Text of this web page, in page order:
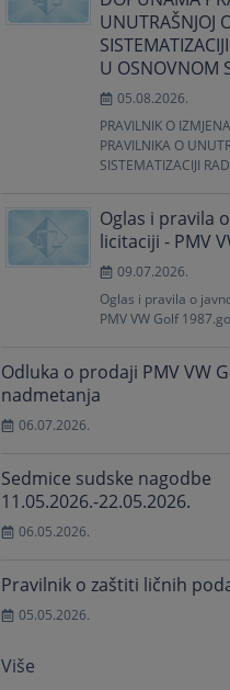
UNUTRAŠNJOJ
U OSNOVNOM
05.08.2026.
PRAVILNIK O
PRAVILNIKA O
SISTEMATIZACIJI
Oglas i pravila
licitaciji - PMV
09.07.2026.
Oglas i pravila o
PMV VW Golf
Odluka o prodaji PMV VW
nadmetanja
06.07.2026.
Sedmice sudske nagodbe
11.05.2026.-22.05.2026.
06.05.2026.
Pravilnik o zaštiti ličnih
05.05.2026.
Više